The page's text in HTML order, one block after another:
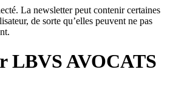
La newsletter peut contenir certaines
de sorte qu’elles peuvent ne pas
LBVS AVOCATS